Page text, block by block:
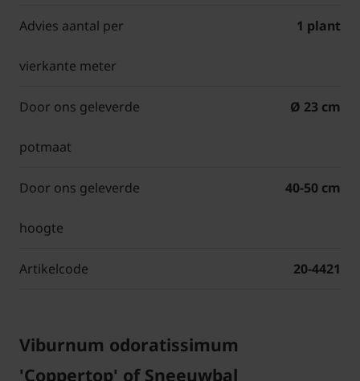
Advies aantal per
vierkante meter
1 plant
Door ons geleverde
potmaat
Ø 23 cm
Door ons geleverde
hoogte
40-50 cm
Artikelcode 20-4421
Viburnum odoratissimum
'Coppertop' of Sneeuwbal